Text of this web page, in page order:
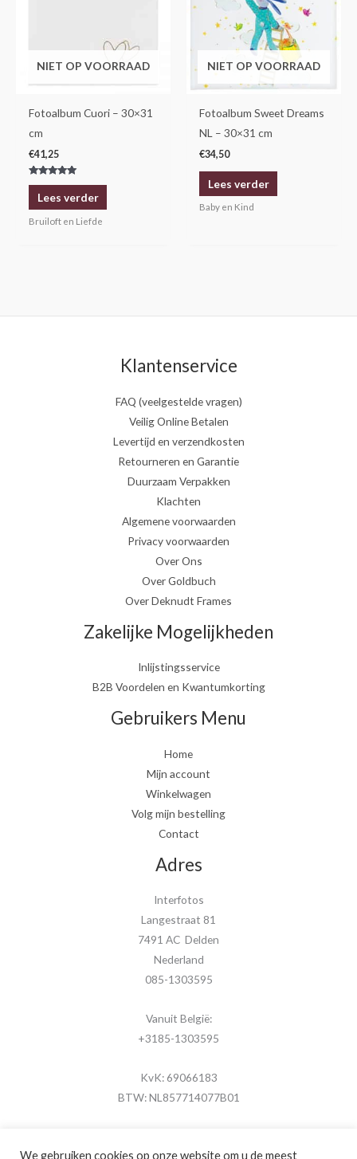
NIET OP VOORRAAD
Fotoalbum Cuori – 30×31
cm
€41,25
Gewaardeerd
5.00
uit 5Lees verder
Bruiloft en Liefde
NIET OP VOORRAAD
Fotoalbum Sweet Dreams
NL – 30×31 cm
€34,50
Lees verder
Baby en Kind
Klantenservice
FAQ (veelgestelde vragen)
Veilig Online Betalen
Levertijd en verzendkosten
Retourneren en Garantie
Duurzaam Verpakken
Klachten
Algemene voorwaarden
Privacy voorwaarden
Over Ons
Over Goldbuch
Over Deknudt Frames
Zakelijke Mogelijkheden
Inlijstingsservice
B2B Voordelen en Kwantumkorting
Gebruikers Menu
Home
Mijn account
Winkelwagen
Volg mijn bestelling
Contact
Adres
Interfotos
Langestraat 81
7491 AC Delden
Nederland
085-1303595
Vanuit België:
+3185-1303595
KvK: 69066183
BTW: NL857714077B01
We gebruiken cookies op onze website om u de meest